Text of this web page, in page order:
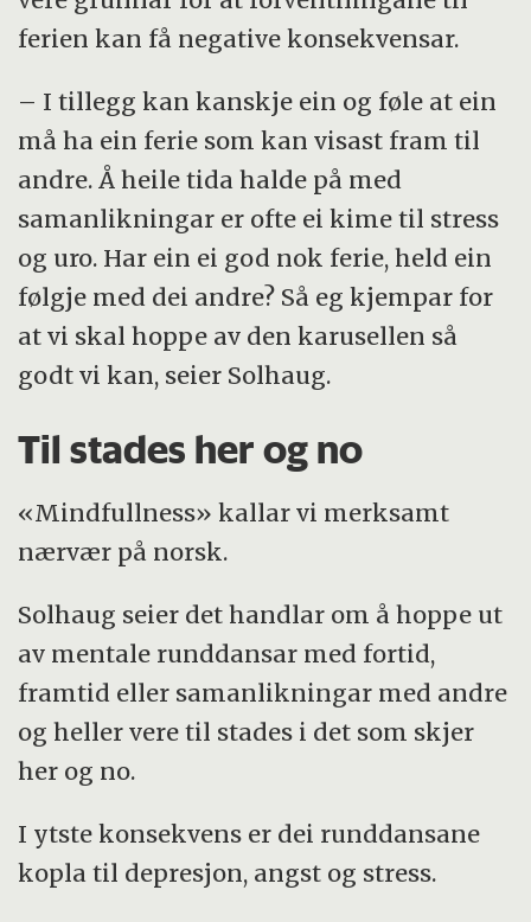
ferien kan få negative konsekvensar.
– I tillegg kan kanskje ein og føle at ein
må ha ein ferie som kan visast fram til
andre. Å heile tida halde på med
samanlikningar er ofte ei kime til stress
og uro. Har ein ei god nok ferie, held ein
følgje med dei andre? Så eg kjempar for
at vi skal hoppe av den karusellen så
godt vi kan, seier Solhaug.
Til stades her og no
«Mindfullness» kallar vi merksamt
nærvær på norsk.
Solhaug seier det handlar om å hoppe ut
av mentale runddansar med fortid,
framtid eller samanlikningar med andre
og heller vere til stades i det som skjer
her og no.
I ytste konsekvens er dei runddansane
kopla til depresjon, angst og stress.